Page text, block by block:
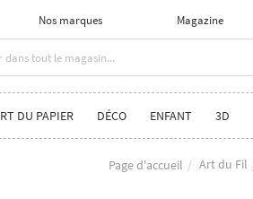
Nos marques Magazine
DU PAPIER DÉCO ENFANT 3D
Page d'accueil Art du Fil